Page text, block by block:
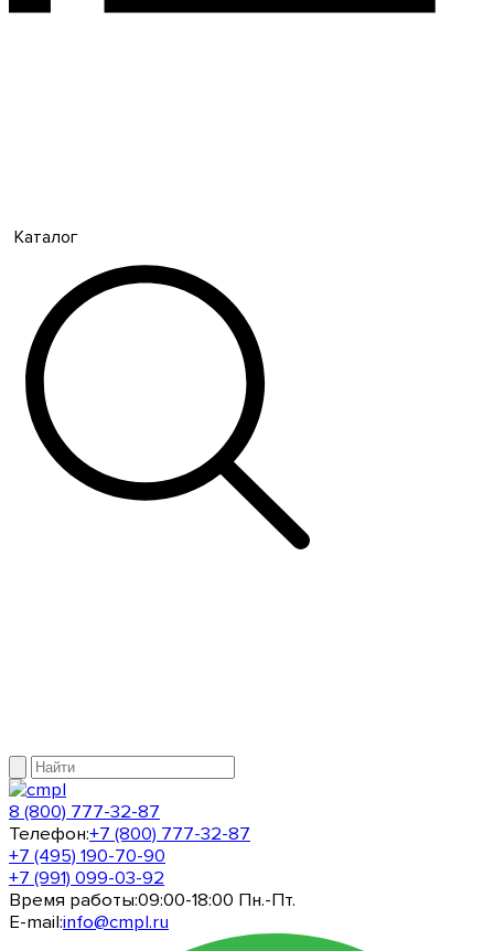
Каталог
8 (800) 777-32-87
Телефон:+7 (800) 777-32-87
+7 (495) 190-70-90
+7 (991) 099-03-92
Время работы:09:00-18:00 Пн.-Пт.
E-mail:info@cmpl.ru